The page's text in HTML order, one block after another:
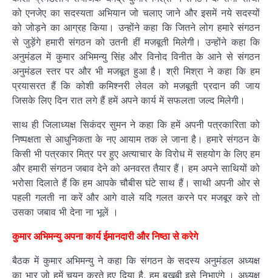
को एनजेए का सदस्यता अभियान जो चलाए जाने और इसमें नये सदस्यों
को जोड़ने का आग्रह किया। उन्होंने कहा कि जितने लोग हमारे संगठन
से जुड़ेंगे हमारी संगठन को उतनी हीं मजबूती मिलेगी। उन्होंने कहा कि
अनुमंडल में कुमार अभिमन्यु सिंह और विनोद विनीत के आने से संगठन
अनुमंडल स्तर पर और भी मजबूत हुआ है। श्री मिश्रा ने कहा कि हम
प्रयासरत हैं कि कोशी कमिश्नरी लेवल को मजबूती प्रदान की जाय
जिसके लिए दिन रात लगे हैं हमें अपने कार्य में सफलता जल्द मिलेगी।
साथ ही जिलाध्यक्ष सिकंदर सुमन ने कहा कि हमें अपनी पत्रकारिता को
निष्पक्षता से आधुनिकता के नए आयाम तक ले जाना है। हमारे संगठन के
किसी भी पत्रकार मित्र पर हुए अत्याचार के विरोध में सहयोग के लिए हम
और हमारी संगठन जबाव देने को अनवरत तैयार हैं। हम अपने साथियों को
भरोसा दिलाते हैं कि हम आपके चौबीस घंटे साथ हैं। साथी अपनी ओर से
पहली गलती ना करें और आगे वाले यदि गलत करने पर मजबूर करे तो
उसका जबाव भी देना ना भूलें ।
कुमार अभिमन्यु अपना कार्य ईमानदारी और निष्ठा से करेगे
बैठक में कुमार अभिमन्यु ने कहा कि संगठन के सदस्य अनुमंडल अध्यक्ष
का भार जो हमें चयन करते हुए दिया है, हम बखूबी इसे निभाएंगे । अध्यक्ष